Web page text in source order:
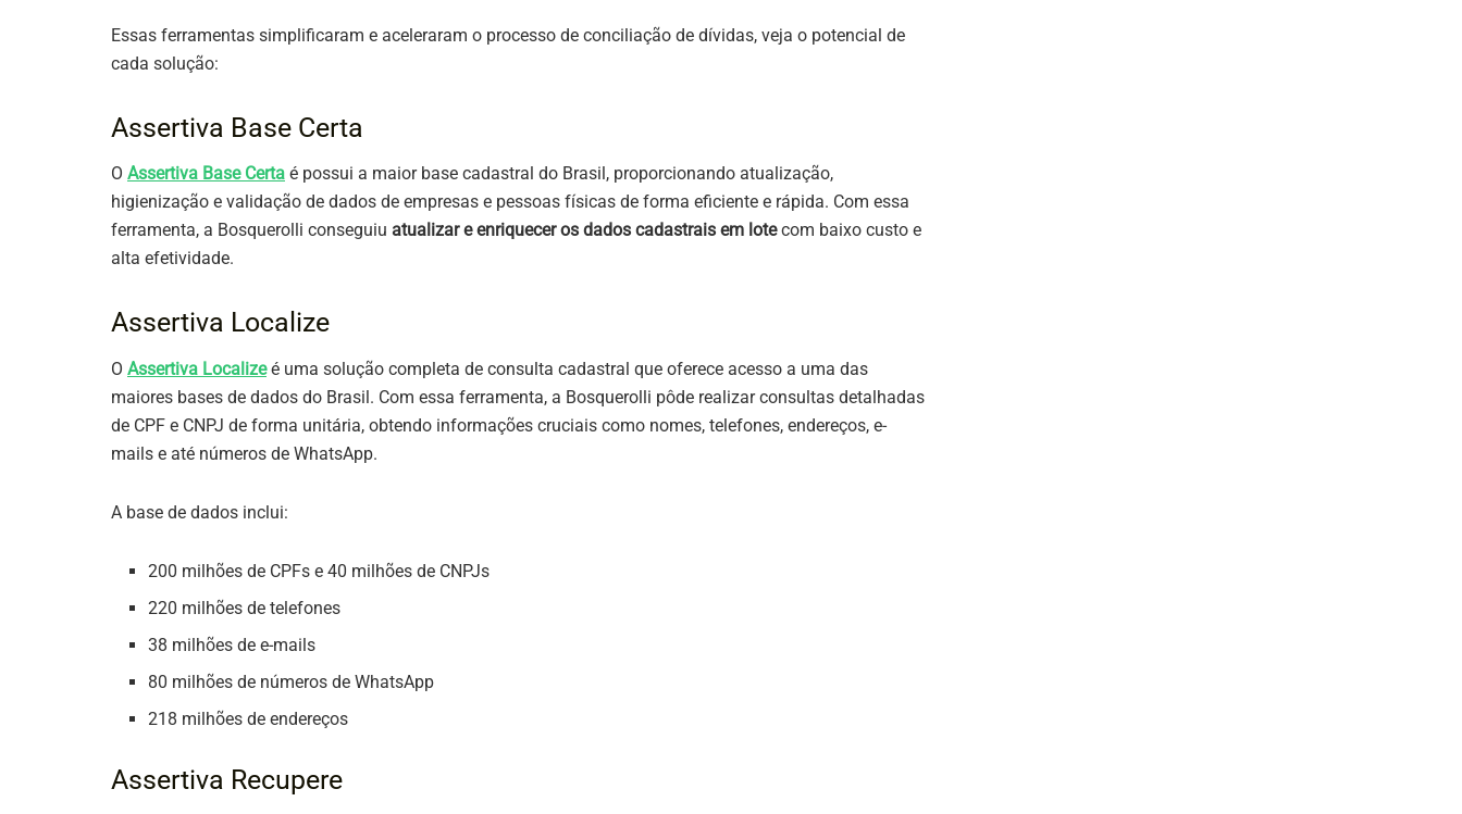
Essas ferramentas simplificaram e aceleraram o processo de conciliação de dívidas, veja o potencial de
cada solução:
Assertiva Base Certa
O Assertiva Base Certa é possui a maior base cadastral do Brasil, proporcionando atualização,
higienização e validação de dados de empresas e pessoas físicas de forma eficiente e rápida. Com essa
ferramenta, a Bosquerolli conseguiu atualizar e enriquecer os dados cadastrais em lotecom baixo custo e
alta efetividade.
Assertiva Localize
O Assertiva Localizeé uma solução completa de consulta cadastral que oferece acesso a uma das
maiores bases de dados do Brasil. Com essa ferramenta, a Bosquerolli pôde realizar consultas detalhadas
de CPF e CNPJ de forma unitária, obtendo informações cruciais como nomes, telefones, endereços, e-
mails e até números de WhatsApp.
A base de dados inclui:
200 milhões de CPFs e 40 milhões de CNPJs
220 milhões de telefones
38 milhões de e-mails
80 milhões de números de WhatsApp
218 milhões de endereços
Assertiva Recupere